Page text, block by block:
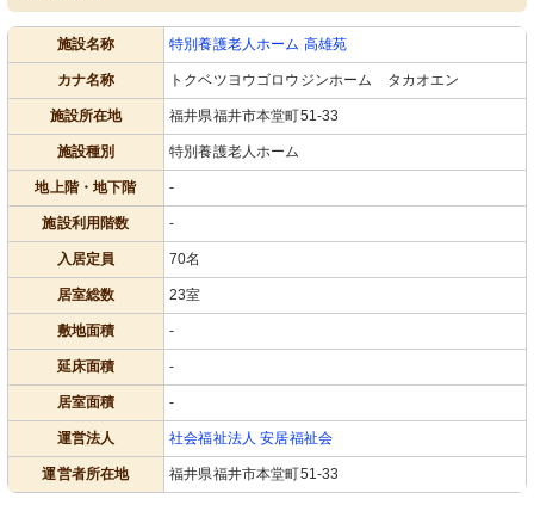
施設名称 特別養護老人ホーム 高雄苑
カナ名称 トクベツヨウゴロウジンホーム タカオエン
施設所在地 福井県福井市本堂町51-33
施設種別 特別養護老人ホーム
地上階・地下階 -
施設利用階数 -
入居定員 70名
居室総数 23室
敷地面積 -
延床面積 -
居室面積 -
運営法人 社会福祉法人 安居福祉会
運営者所在地 福井県福井市本堂町51-33